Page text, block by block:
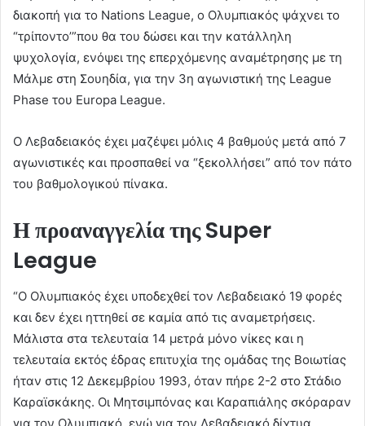
διακοπή για το Nations League, ο Ολυμπιακός ψάχνει το
“τρίποντο’”που θα του δώσει και την κατάλληλη
ψυχολογία, ενόψει της επερχόμενης αναμέτρησης με τη
Μάλμε στη Σουηδία, για την 3η αγωνιστική της League
Phase του Europa League.
Ο Λεβαδειακός έχει μαζέψει μόλις 4 βαθμούς μετά από 7
αγωνιστικές και προσπαθεί να “ξεκολλήσει” από τον πάτο
του βαθμολογικού πίνακα.
Η προαναγγελία τηςSuper
League
“Ο Ολυμπιακός έχει υποδεχθεί τον Λεβαδειακό 19 φορές
και δεν έχει ηττηθεί σε καμία από τις αναμετρήσεις.
Μάλιστα στα τελευταία 14 μετρά μόνο νίκες και η
τελευταία εκτός έδρας επιτυχία της ομάδας της Βοιωτίας
ήταν στις 12 Δεκεμβρίου 1993, όταν πήρε 2-2 στο Στάδιο
Καραϊσκάκης. Οι Μητσιμπόνας και Καραπιάλης σκόραραν